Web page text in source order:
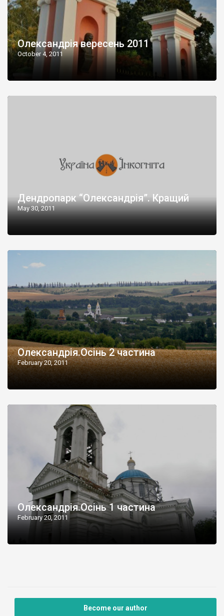
Олександрія вересень 2011
October 4, 2011
Дендропарк “Олександрія”. Кращий
May 30, 2011
Олександрія.Осінь 2 частина
February 20, 2011
Олександрія.Осінь 1 частина
February 20, 2011
Become our author